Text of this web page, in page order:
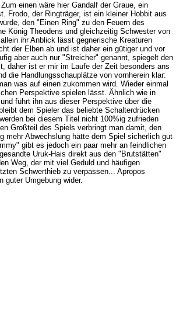
einen wäre hier Gandalf der Graue, ein
Frodo, der Ringträger, ist ein kleiner Hobbit aus
den "Einen Ring" zu den Feuern des
König Theodens und gleichzeitig Schwester von
ihr Anblick lässt gegnerische Kreaturen
der Elben ab und ist daher ein gütiger und vor
aber auch nur "Streicher" genannt, spiegelt den
daher ist er mir im Laufe der Zeit besonders ans
die Handlungsschauplätze von vornherein klar:
was auf einen zukommen wird. Wieder einmal
Perspektive spielen lässt. Ähnlich wie in
führt ihn aus dieser Perspektive über die
dem Spieler das beliebte Schalterdrücken
bei diesem Titel nicht 100%ig zufrieden
Großteil des Spiels verbringt man damit, den
mehr Abwechslung hätte dem Spiel sicherlich gut
gibt es jedoch ein paar mehr an feindlichen
Uruk-Hais direkt aus den "Brutstätten"
Weg, der mit viel Geduld und häufigen
Schwerthieb zu verpassen... Apropos
guter Umgebung wider.